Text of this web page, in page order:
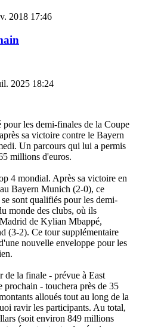
2018 17:46
2025 18:24
les demi-finales de la Coupe
sa victoire contre le Bayern
Un parcours qui lui a permis
millions d'euros.
4 mondial. Après sa victoire en
Bayern Munich (2-0), ce
sont qualifiés pour les demi-
monde des clubs, où ils
de Kylian Mbappé,
(3-2). Ce tour supplémentaire
nouvelle enveloppe pour les
de la finale - prévue à East
prochain - touchera près de 35
alloués tout au long de la
ravir les participants. Au total,
(soit environ 849 millions